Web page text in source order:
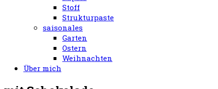
Stoff
Strukturpaste
saisonales
Garten
Ostern
Weihnachten
Über mich